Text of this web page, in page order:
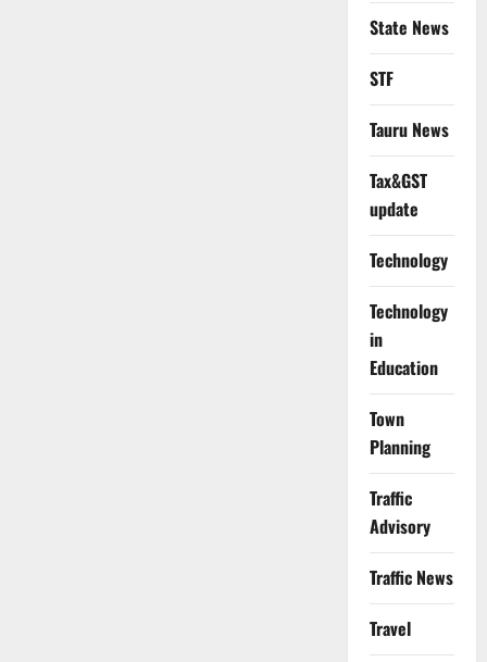
State News
STF
Tauru News
Tax&GST
update
Technology
Technology
in
Education
Town
Planning
Traffic
Advisory
Traffic News
Travel